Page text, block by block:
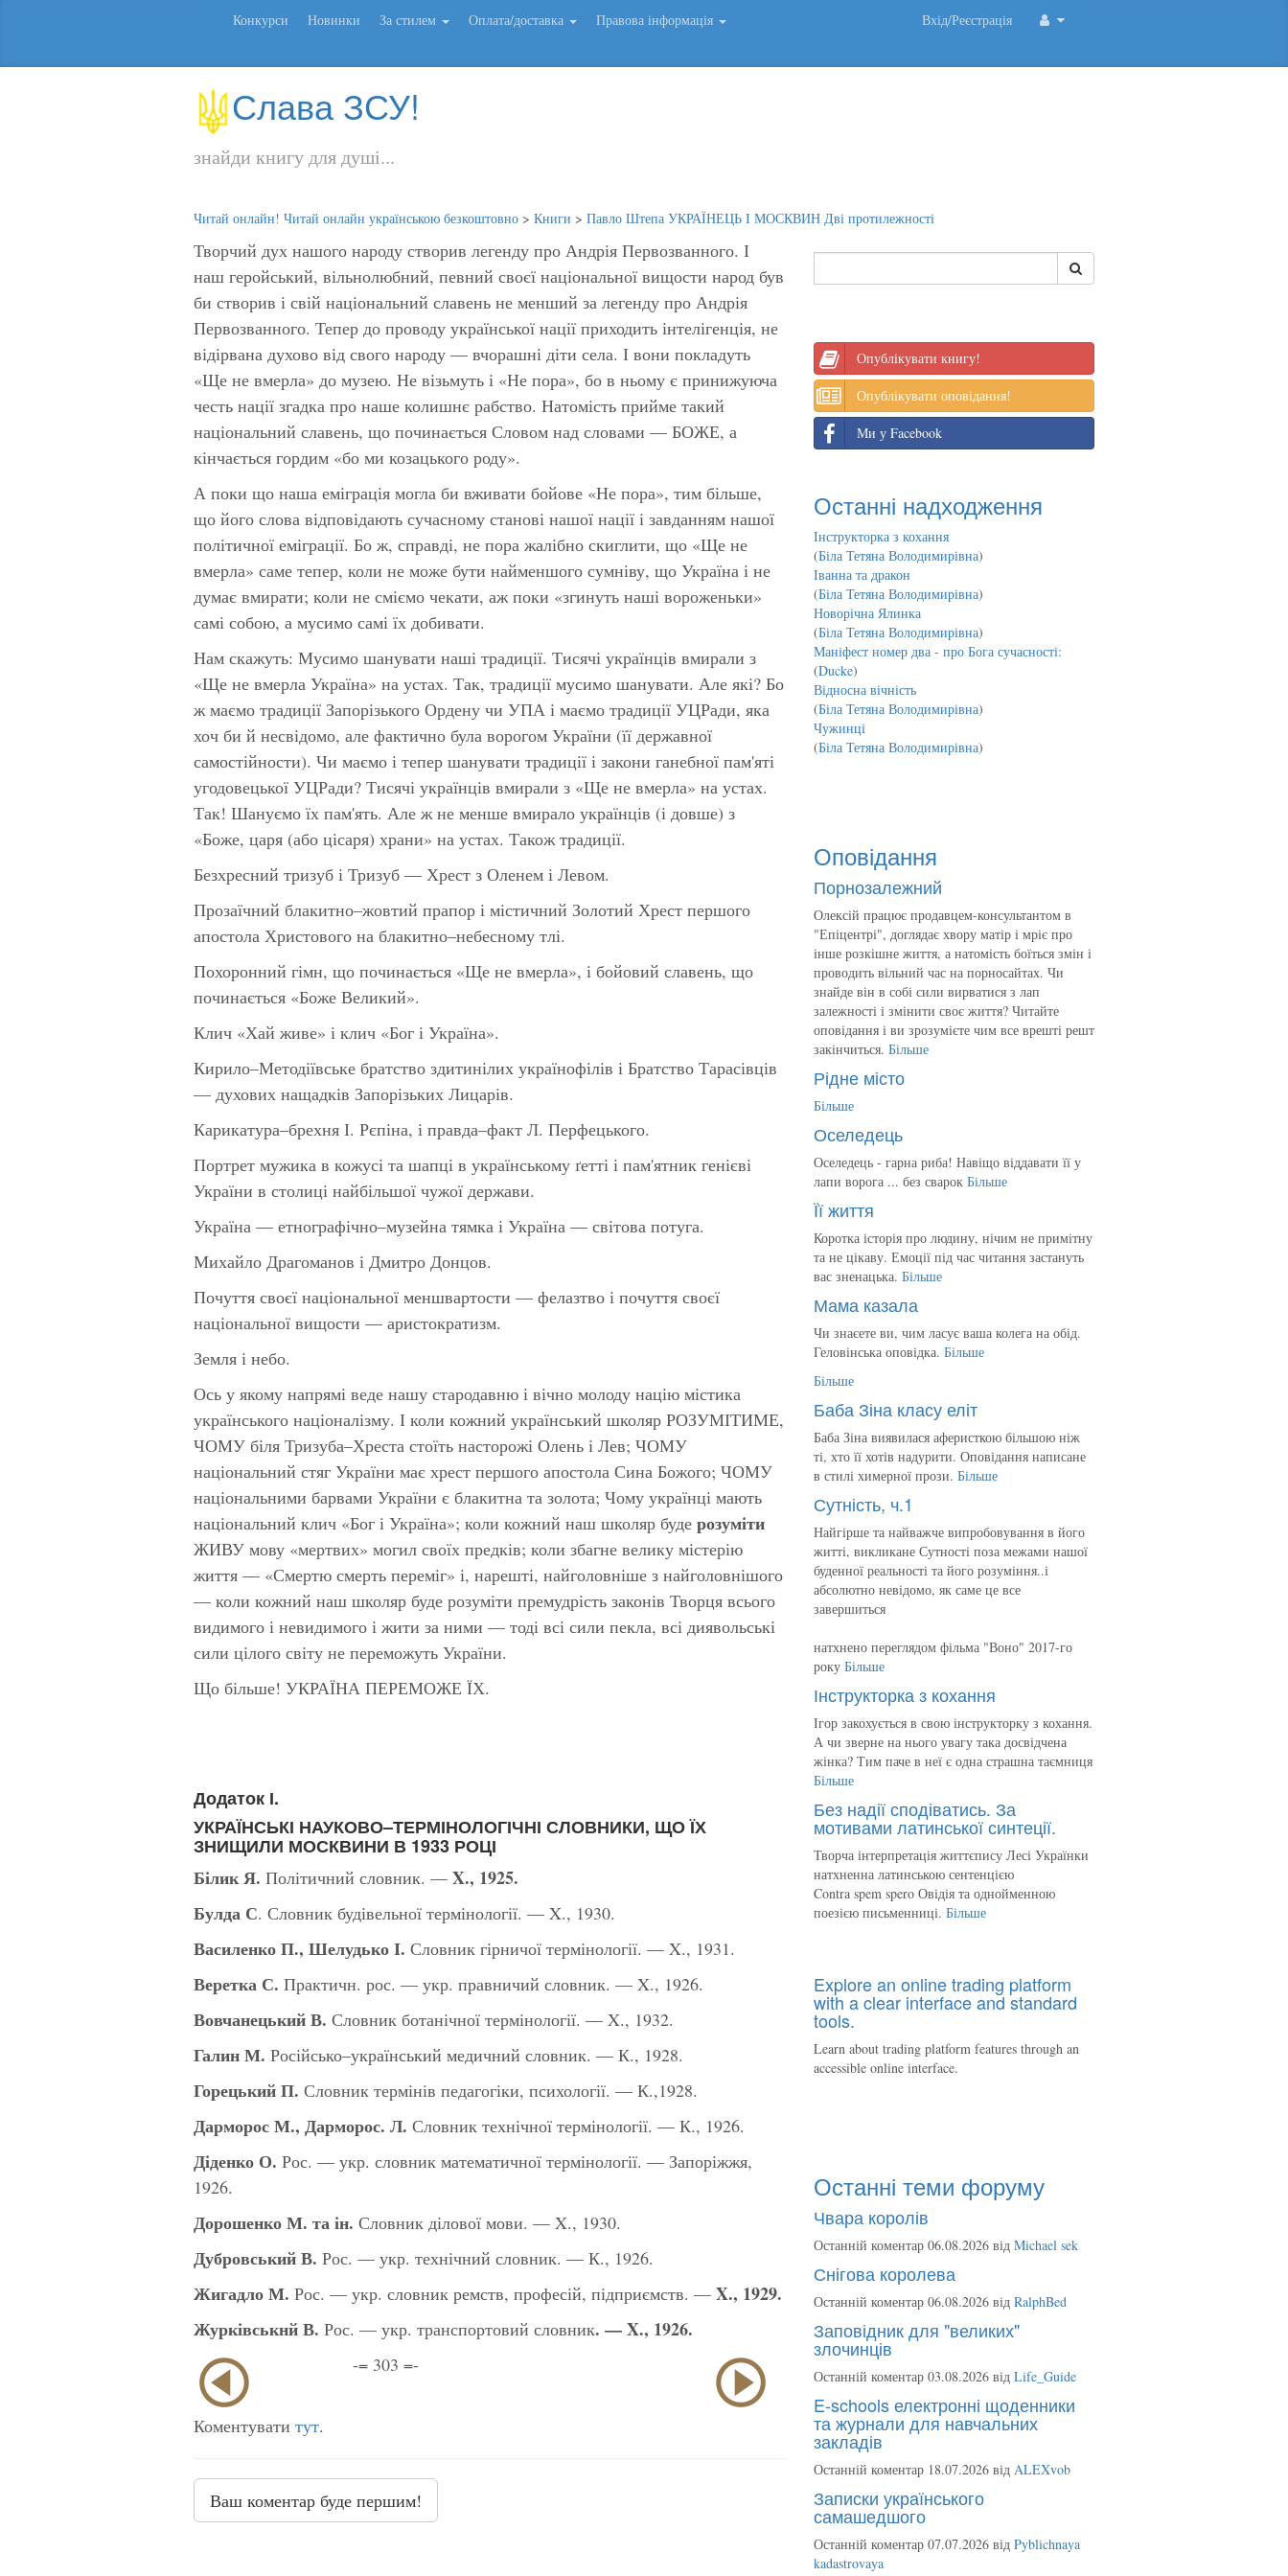
Конкурси Новинки За стилем Оплата/доставка Правова інформація Вхід/Реєстрація
Слава ЗСУ!
знайди книгу для душі...
Читай онлайн! Читай онлайн українською безкоштовно > Книги > Павло Штепа УКРАЇНЕЦЬ І МОСКВИН Дві протилежності
Творчий дух нашого народу створив легенду про Андрія Первозванного. І
наш геройський, вільнолюбний, певний своєї національної вищости народ був
би створив і свій національний славень не менший за легенду про Андрія
Первозванного. Тепер до проводу української нації приходить інтелігенція, не
відірвана духово від свого народу — вчорашні діти села. І вони покладуть
«Ще не вмерла» до музею. Не візьмуть і «Не пора», бо в ньому є принижуюча
честь нації згадка про наше колишнє рабство. Натомість прийме такий
національний славень, що починається Словом над словами — БОЖЕ, а
кінчається гордим «бо ми козацького роду».
А поки що наша еміграція могла би вживати бойове «Не пора», тим більше,
що його слова відповідають сучасному станові нашої нації і завданням нашої
політичної еміграції. Бо ж, справді, не пора жалібно скиглити, що «Ще не
вмерла» саме тепер, коли не може бути найменшого сумніву, що Україна і не
думає вмирати; коли не сміємо чекати, аж поки «згинуть наші вороженьки»
самі собою, а мусимо самі їх добивати.
Нам скажуть: Мусимо шанувати наші традиції. Тисячі українців вмирали з
«Ще не вмерла Україна» на устах. Так, традиції мусимо шанувати. Але які? Бо
ж маємо традиції Запорізького Ордену чи УПА і маємо традиції УЦРади, яка
хоч би й несвідомо, але фактично була ворогом України (її державної
самостійности). Чи маємо і тепер шанувати традиції і закони ганебної пам'яті
угодовецької УЦРади? Тисячі українців вмирали з «Ще не вмерла» на устах.
Так! Шануємо їх пам'ять. Але ж не менше вмирало українців (і довше) з
«Боже, царя (або цісаря) храни» на устах. Також традиції.
Безхресний тризуб і Тризуб — Хрест з Оленем і Левом.
Прозаїчний блакитно–жовтий прапор і містичний Золотий Хрест першого
апостола Христового на блакитно–небесному тлі.
Похоронний гімн, що починається «Ще не вмерла», і бойовий славень, що
починається «Боже Великий».
Клич «Хай живе» і клич «Бог і Україна».
Кирило–Методіївське братство здитинілих українофілів і Братство Тарасівців
— духових нащадків Запорізьких Лицарів.
Карикатура–брехня І. Рєпіна, і правда–факт Л. Перфецького.
Портрет мужика в кожусі та шапці в українському ґетті і пам'ятник генієві
України в столиці найбільшої чужої держави.
Україна — етнографічно–музейна тямка і Україна — світова потуга.
Михайло Драгоманов і Дмитро Донцов.
Почуття своєї національної меншвартости — фелазтво і почуття своєї
національної вищости — аристократизм.
Земля і небо.
Ось у якому напрямі веде нашу стародавню і вічно молоду націю містика
українського націоналізму. І коли кожний український школяр РОЗУМІТИМЕ,
ЧОМУ біля Тризуба–Хреста стоїть насторожі Олень і Лев; ЧОМУ
національний стяг України має хрест першого апостола Сина Божого; ЧОМУ
національними барвами України є блакитна та золота; Чому українці мають
національний клич «Бог і Україна»; коли кожний наш школяр буде розуміти
ЖИВУ мову «мертвих» могил своїх предків; коли збагне велику містерію
життя — «Смертю смерть переміг» і, нарешті, найголовніше з найголовнішого
— коли кожний наш школяр буде розуміти премудрість законів Творця всього
видимого і невидимого і жити за ними — тоді всі сили пекла, всі диявольські
сили цілого світу не переможуть України.
Що більше! УКРАЇНА ПЕРЕМОЖЕ ЇХ.
Додаток І.
УКРАЇНСЬКІ НАУКОВО–ТЕРМІНОЛОГІЧНІ СЛОВНИКИ, ЩО ЇХ
ЗНИЩИЛИ МОСКВИНИ В 1933 РОЦІ
Білик Я. Політичний словник. — X., 1925.
Булда С. Словник будівельної термінології. — X., 1930.
Василенко П., Шелудько І. Словник гірничої термінології. — X., 1931.
Веретка С. Практичн. рос. — укр. правничий словник. — X., 1926.
Вовчанецький В. Словник ботанічної термінології. — X., 1932.
Галин М. Російсько–український медичний словник. — К., 1928.
Горецький П. Словник термінів педагогіки, психології. — К.,1928.
Дарморос М., Дарморос. Л. Словник технічної термінології. — К., 1926.
Діденко О. Рос. — укр. словник математичної термінології. — Запоріжжя,
1926.
Дорошенко М. та ін. Словник ділової мови. — X., 1930.
Дубровський В. Рос. — укр. технічний словник. — К., 1926.
Жигадло М. Рос. — укр. словник ремств, професій, підприємств. — X., 1929.
Журківськнй В. Рос. — укр. транспортовий словник. —X., 1926.
-= 303 =-
Коментувати тут.
Ваш коментар буде першим!
Опублікувати книгу!
Опублікувати оповідання!
Ми у Facebook
Останні надходження
Інструкторка з кохання
(Біла Тетяна Володимирівна)
Іванна та дракон
(Біла Тетяна Володимирівна)
Новорічна Ялинка
(Біла Тетяна Володимирівна)
Маніфест номер два - про Бога сучасності:
(Ducke)
Відносна вічність
(Біла Тетяна Володимирівна)
Чужинці
(Біла Тетяна Володимирівна)
Оповідання
Порнозалежний
Олексій працює продавцем-консультантом в
"Епіцентрі", доглядає хвору матір і мріє про
інше розкішне життя, а натомість боїться змін і
проводить вільний час на порносайтах. Чи
знайде він в собі сили вирватися з лап
залежності і змінити своє життя? Читайте
оповідання і ви зрозумієте чим все врешті решт
закінчиться. Більше
Рідне місто
Більше
Оселедець
Оселедець - гарна риба! Навіщо віддавати її у
лапи ворога ... без сварок Більше
Її життя
Коротка історія про людину, нічим не примітну
та не цікаву. Емоції під час читання застануть
вас зненацька. Більше
Мама казала
Чи знаєете ви, чим ласує ваша колега на обід.
Геловінська оповідка. Більше
Більше
Баба Зіна класу еліт
Баба Зіна виявилася аферисткою більшою ніж
ті, хто її хотів надурити. Оповідання написане
в стилі химерної прози. Більше
Сутність, ч.1
Найгірше та найважче випробовування в його
житті, викликане Сутності поза межами нашої
буденної реальності та його розуміння..і
абсолютно невідомо, як саме це все
завершиться
натхнено переглядом фільма "Воно" 2017-го
року Більше
Інструкторка з кохання
Ігор закохується в свою інструкторку з кохання.
А чи зверне на нього увагу така досвідчена
жінка? Тим паче в неї є одна страшна таємниця
Більше
Без надії сподіватись. За
мотивами латинської синтеції.
Творча інтерпретація життєпису Лесі Українки
натхненна латинською сентенцією
Contra spem spero Овідія та однойменною
поезією письменниці. Більше
Explore an online trading platform
with a clear interface and standard
tools.
Learn about trading platform features through an
accessible online interface.
Останні теми форуму
Чвара королів
Останній коментар 06.08.2026 від Michael sek
Снігова королева
Останній коментар 06.08.2026 від RalphBed
Заповідник для "великих"
злочинців
Останній коментар 03.08.2026 від Life_Guide
E-schools електронні щоденники
та журнали для навчальних
закладів
Останній коментар 18.07.2026 від ALEXvob
Записки українського
самашедшого
Останній коментар 07.07.2026 від Pyblichnaya
kadastrovaya